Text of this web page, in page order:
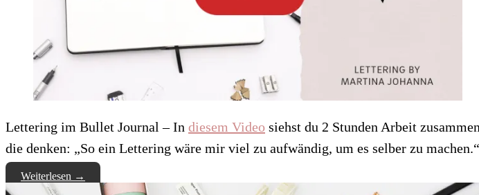
Lettering im Bullet Journal – In diesem Video siehst du 2 Stunden Arbeit
die denken: „So ein Lettering wäre mir viel zu aufwändig, um es selber zu
Weiterlesen →